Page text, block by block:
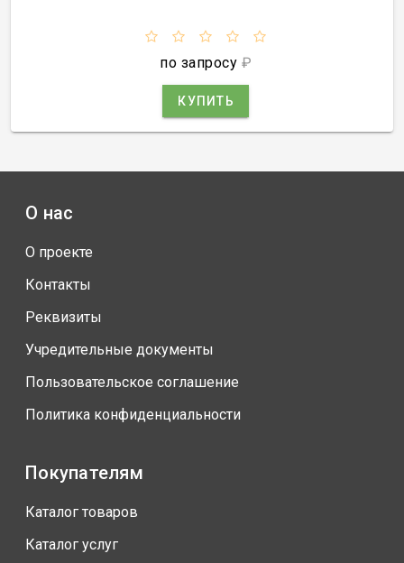
по запросу ₽
КУПИТЬ
О нас
О проекте
Контакты
Реквизиты
Учредительные документы
Пользовательское соглашение
Политика конфиденциальности
Покупателям
Каталог товаров
Каталог услуг